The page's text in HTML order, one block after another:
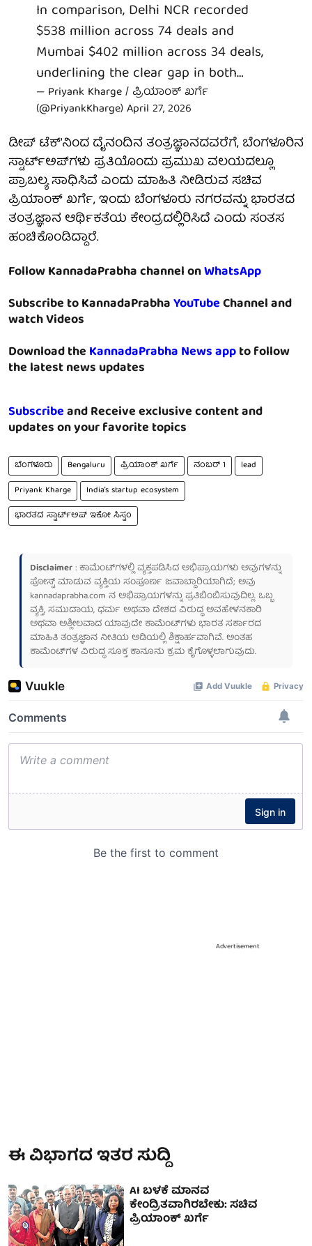
In comparison, Delhi NCR recorded
$538 million across 74 deals and
Mumbai $402 million across 34 deals,
underlining the clear gap in both…
— Priyank Kharge / ಪ್ರಿಯಾಂಕ್ ಖರ್ಗೆ
(@PriyankKharge)April 27, 2026
ಡೀಪ್ ಟೆಕ್'ನಿಂದ ದೈನಂದಿನ ತಂತ್ರಜ್ಞಾನದವರೆಗೆ, ಬೆಂಗಳೂರಿನ
ಸ್ಟಾರ್ಟ್‌ಅಪ್‌ಗಳು ಪ್ರತಿಯೊಂದು ಪ್ರಮುಖ ವಲಯದಲ್ಲೂ
ಪ್ರಾಬಲ್ಯ ಸಾಧಿಸಿವೆ ಎಂದು ಮಾಹಿತಿ ನೀಡಿರುವ ಸಚಿವ
ಪ್ರಿಯಾಂಕ್ ಖರ್ಗೆ, ಇಂದು ಬೆಂಗಳೂರು ನಗರವನ್ನು ಭಾರತದ
ತಂತ್ರಜ್ಞಾನ ಆರ್ಥಿಕತೆಯ ಕೇಂದ್ರದಲ್ಲಿರಿಸಿದೆ ಎಂದು ಸಂತಸ
ಹಂಚಿಕೊಂಡಿದ್ದಾರೆ.
Follow KannadaPrabha channel onWhatsApp
Subscribe to KannadaPrabhaYouTubeChannel and
watch Videos
Download theKannadaPrabha News appto follow
the latest news updates
Subscribeand Receive exclusive content and
updates on your favorite topics
ಬೆಂಗಳೂರು Bengaluru ಪ್ರಿಯಾಂಕ್ ಖರ್ಗೆ ನಂಬರ್ 1
lead
Priyank Kharge
India’s startup ecosystem
ಭಾರತದ ಸ್ಟಾರ್ಟ್‌ಅಪ್ ಇಕೋ ಸಿಸ್ಟಂ
Disclaimer: ಕಾಮೆಂಟ್‌ಗಳಲ್ಲಿ ವ್ಯಕ್ತಪಡಿಸಿದ ಅಭಿಪ್ರಾಯಗಳು ಅವುಗಳನ್ನು
ಪೋಸ್ಟ್ ಮಾಡುವ ವ್ಯಕ್ತಿಯ ಸಂಪೂರ್ಣ ಜವಾಬ್ದಾರಿಯಾಗಿದೆ; ಅವು
kannadaprabha.com ನ ಅಭಿಪ್ರಾಯಗಳನ್ನು ಪ್ರತಿಬಿಂಬಿಸುವುದಿಲ್ಲ. ಒಬ್ಬ
ವ್ಯಕ್ತಿ, ಸಮುದಾಯ, ಧರ್ಮ ಅಥವಾ ದೇಶದ ವಿರುದ್ಧ ಅವಹೇಳನಕಾರಿ
ಅಥವಾ ಅಶ್ಲೀಲವಾದ ಯಾವುದೇ ಕಾಮೆಂಟ್‌ಗಳು ಭಾರತ ಸರ್ಕಾರದ
ಮಾಹಿತಿ ತಂತ್ರಜ್ಞಾನ ನೀತಿಯ ಅಡಿಯಲ್ಲಿ ಶಿಕ್ಷಾರ್ಹವಾಗಿವೆ. ಅಂತಹ
ಕಾಮೆಂಟ್‌ಗಳ ವಿರುದ್ಧ ಸೂಕ್ತ ಕಾನೂನು ಕ್ರಮ ಕೈಗೊಳ್ಳಲಾಗುವುದು.
Advertisement
ಈ ವಿಭಾಗದ ಇತರ ಸುದ್ದಿ
AI ಬಳಕೆ ಮಾನವ
ಕೇಂದ್ರಿತವಾಗಿರಬೇಕು: ಸಚಿವ
ಪ್ರಿಯಾಂಕ್ ಖರ್ಗೆ